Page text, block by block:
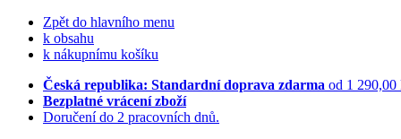
Zpět do hlavního menu
k obsahu
k nákupnímu košíku
Česká republika: Standardní doprava zdarma od 1 290,00
Bezplatné vrácení zboží
Doručení do 2 pracovních dnů.